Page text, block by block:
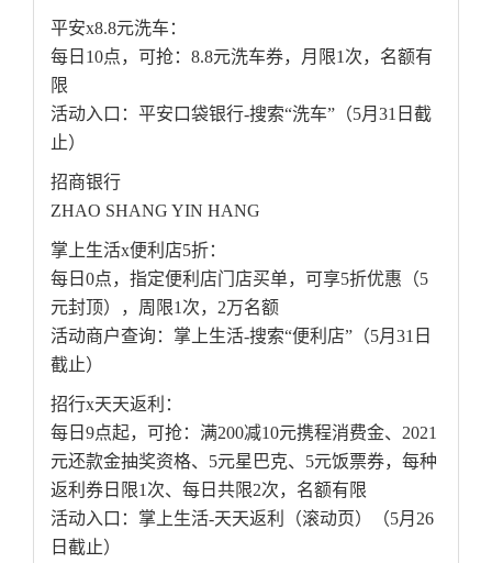
平安x8.8元洗车：
每日10点，可抢：8.8元洗车券，月限1次，名额有
限
活动入口：平安口袋银行-搜索“洗车”（5月31日截
止）
招商银行
ZHAO SHANG YIN HANG
掌上生活x便利店5折：
每日0点，指定便利店门店买单，可享5折优惠（5
元封顶），周限1次，2万名额
活动商户查询：掌上生活-搜索“便利店”（5月31日
截止）
招行x天天返利：
每日9点起，可抢：满200减10元携程消费金、2021
元还款金抽奖资格、5元星巴克、5元饭票券，每种
返利券日限1次、每日共限2次，名额有限
活动入口：掌上生活-天天返利（滚动页）（5月26
日截止）